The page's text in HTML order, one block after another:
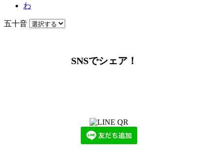
わ
五十音
SNSでシェア！